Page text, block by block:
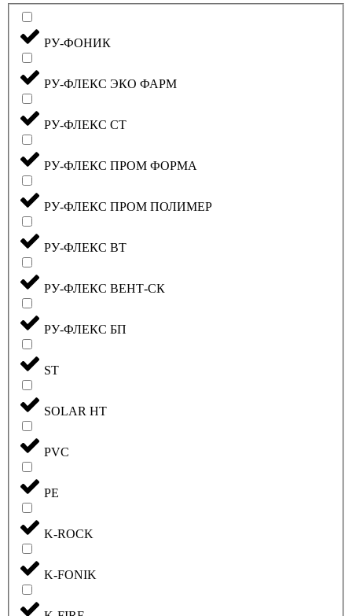
РУ-ФОНИК
РУ-ФЛЕКС ЭКО ФАРМ
РУ-ФЛЕКС СТ
РУ-ФЛЕКС ПРОМ ФОРМА
РУ-ФЛЕКС ПРОМ ПОЛИМЕР
РУ-ФЛЕКС ВТ
РУ-ФЛЕКС ВЕНТ-СК
РУ-ФЛЕКС БП
ST
SOLAR HT
PVC
PE
K-ROCK
K-FONIK